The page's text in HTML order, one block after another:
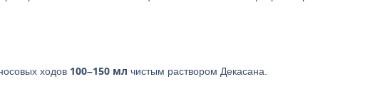
ходов 100–150 мл чистым раствором Декасана.